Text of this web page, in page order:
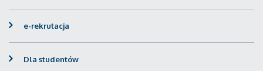
e-rekrutacja
Dla studentów